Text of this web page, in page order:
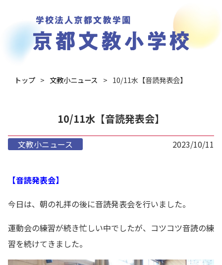
トップ 文教小ニュース 10/11水【音読発表会】
10/11水【音読発表会】
文教小ニュース 2023/10/11
【音読発表会】
今日は、朝の礼拝の後に音読発表会を行いました。
運動会の練習が続き忙しい中でしたが、コツコツ音読の練
習を続けてきました。